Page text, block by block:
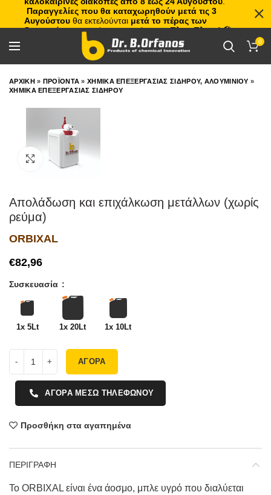
0
ΑΡΧΙΚΗ» ΠΡΟΪΟΝΤΑ »ΧΗΜΙΚΑ ΕΠΕΞΕΡΓΑΣΙΑΣ ΣΙΔΗΡΟΥ, ΑΛΟΥΜΙΝΙΟΥ »
ΧΗΜΙΚΑ ΕΠΕΞΕΡΓΑΣΙΑΣ ΣΙΔΗΡΟΥ
Click to enlarge
Απολάδωση και επιχάλκωση μετάλλων (χωρίς
ρεύμα)
ORBIXAL
€
Συσκευασία
1x 5Lt 1x 20Lt 1x 10Lt
ΑΓΟΡΑ
ΑΓΟΡΑ ΜΕΣΩ ΤΗΛΕΦΩΝΟΥ
Προσθήκη στα αγαπημένα
ΠΕΡΙΓΡΑΦΗ
Το ORBIXAL είναι ένα άοσμο, μπλε υγρό που διαλύεται
Παραγγελίες που θα καταχωρηθούν μετά τις 3
Αυγούστου θα εκτελούνται μετά το πέρας των
διακοπών, με σειρά προτεραιότητας.Πλιτς Πλατς!🏖️🌊